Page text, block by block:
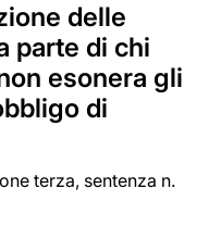
delle
parte di chi
esonera gli
di
terza, sentenza n.